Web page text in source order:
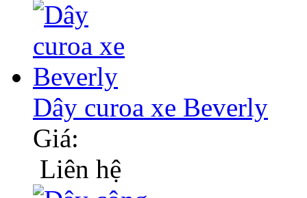
Dây curoa xe Beverly
Giá:
Liên hệ